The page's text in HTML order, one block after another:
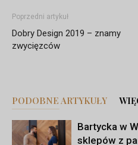
Poprzedni artykuł
Dobry Design 2019 – znamy
zwycięzców
PODOBNE ARTYKUŁY
Bartycka w
sklepów z